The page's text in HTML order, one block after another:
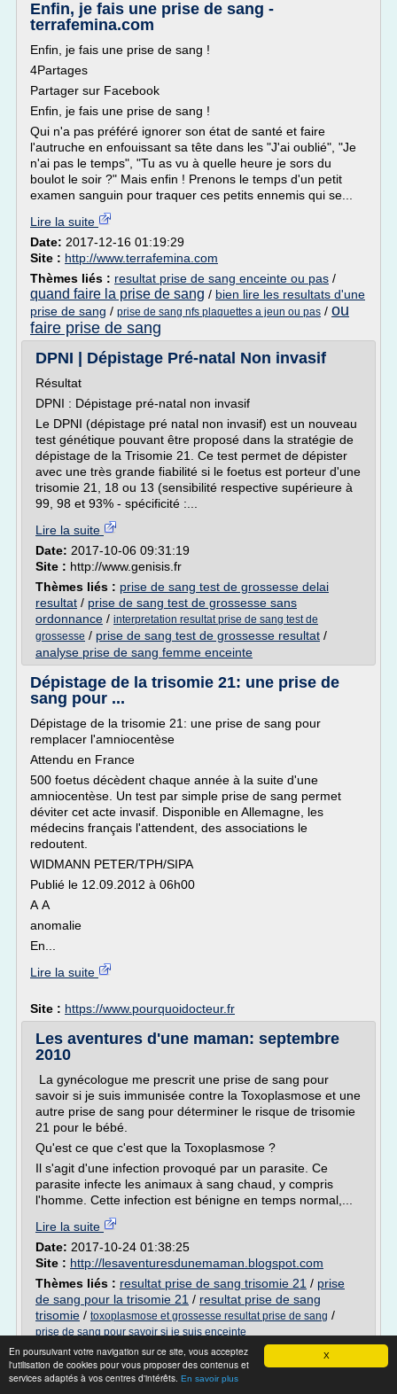
X
En poursuivant votre navigation sur ce site, vous acceptez
l'utilisation de cookies pour vous proposer des contenus et
services adaptés à vos centres d'intérêts. En savoir plus
Enfin, je fais une prise de sang -
terrafemina.com
Enfin, je fais une prise de sang !
4Partages
Partager sur Facebook
Enfin, je fais une prise de sang !
Qui n'a pas préféré ignorer son état de santé et faire
l'autruche en enfouissant sa tête dans les "J'ai oublié", "Je
n'ai pas le temps", "Tu as vu à quelle heure je sors du
boulot le soir ?" Mais enfin ! Prenons le temps d'un petit
examen sanguin pour traquer ces petits ennemis qui se...
Lire la suite
Date: 2017-12-16 01:19:29
Site : http://www.terrafemina.com
Thèmes liés : resultat prise de sang enceinte ou pas /
quand faire la prise de sang / bien lire les resultats d'une
prise de sang / prise de sang nfs plaquettes a jeun ou pas / ou
faire prise de sang
DPNI | Dépistage Pré-natal Non invasif
Résultat
DPNI : Dépistage pré-natal non invasif
Le DPNI (dépistage pré natal non invasif) est un nouveau
test génétique pouvant être proposé dans la stratégie de
dépistage de la Trisomie 21. Ce test permet de dépister
avec une très grande fiabilité si le foetus est porteur d'une
trisomie 21, 18 ou 13 (sensibilité respective supérieure à
99, 98 et 93% - spécificité :...
Lire la suite
Date: 2017-10-06 09:31:19
Site : http://www.genisis.fr
Thèmes liés : prise de sang test de grossesse delai
resultat / prise de sang test de grossesse sans
ordonnance / interpretation resultat prise de sang test de
grossesse / prise de sang test de grossesse resultat /
analyse prise de sang femme enceinte
Dépistage de la trisomie 21: une prise de
sang pour ...
Dépistage de la trisomie 21: une prise de sang pour
remplacer l'amniocentèse
Attendu en France
500 foetus décèdent chaque année à la suite d'une
amniocentèse. Un test par simple prise de sang permet
déviter cet acte invasif. Disponible en Allemagne, les
médecins français l'attendent, des associations le
redoutent.
WIDMANN PETER/TPH/SIPA
Publié le 12.09.2012 à 06h00
A A
anomalie
En...
Lire la suite
Site : https://www.pourquoidocteur.fr
Les aventures d'une maman: septembre
2010
La gynécologue me prescrit une prise de sang pour
savoir si je suis immunisée contre la Toxoplasmose et une
autre prise de sang pour déterminer le risque de trisomie
21 pour le bébé.
Qu'est ce que c'est que la Toxoplasmose ?
Il s'agit d'une infection provoqué par un parasite. Ce
parasite infecte les animaux à sang chaud, y compris
l'homme. Cette infection est bénigne en temps normal,...
Lire la suite
Date: 2017-10-24 01:38:25
Site : http://lesaventuresdunemaman.blogspot.com
Thèmes liés : resultat prise de sang trisomie 21 / prise
de sang pour la trisomie 21 / resultat prise de sang
trisomie / toxoplasmose et grossesse resultat prise de sang /
prise de sang pour savoir si je suis enceinte
Comment s'y retrouver, parmi toutes ces
pilules